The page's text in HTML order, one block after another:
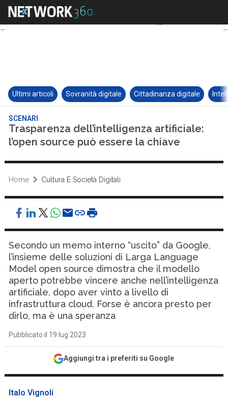
Ultimi articoli Sovranità digitale Cittadinanza digitale
SCENARI
Trasparenza dell’intelligenza artificiale:
l’open source può essere la chiave
Home Cultura E Società Digitali
Secondo un memo interno “uscito” da Google,
l’insieme delle soluzioni di Larga Language
Model open source dimostra che il modello
aperto potrebbe vincere anche nell’intelligenza
artificiale, dopo aver vinto a livello di
infrastruttura cloud. Forse è ancora presto per
dirlo, ma è una speranza
Pubblicato il 19 lug 2023
Aggiungi tra i preferiti su Google
Italo Vignoli